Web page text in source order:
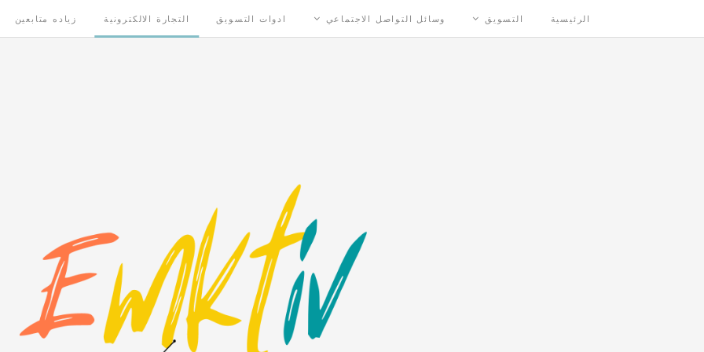
الرئيسية التسويق وسائل التواصل الاجتماعي ادوات التسويق التجارة الالكترونية زياده متابعين